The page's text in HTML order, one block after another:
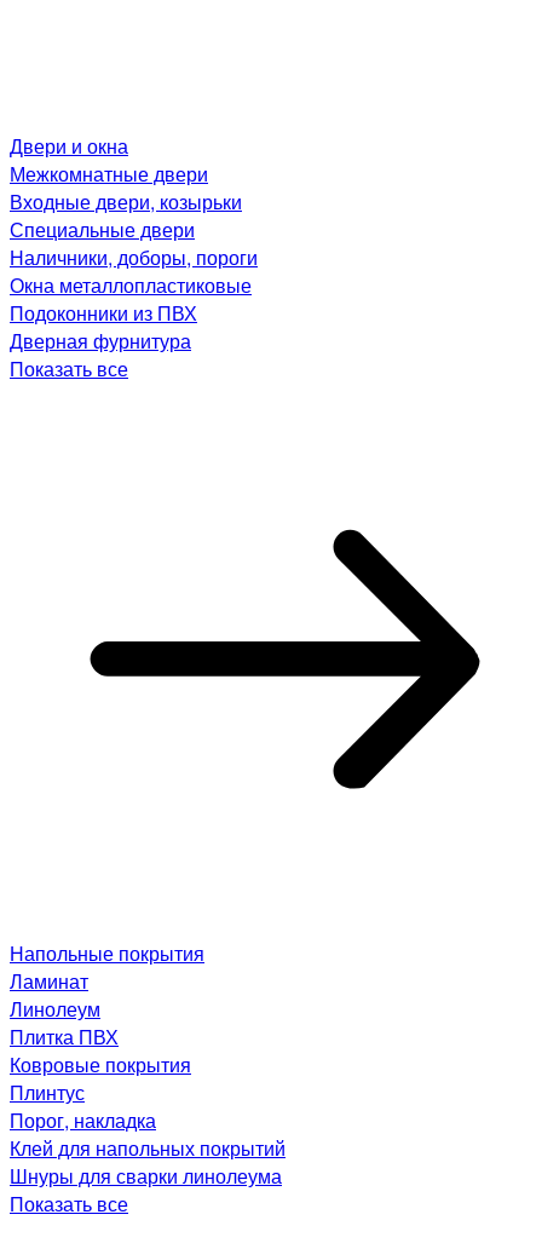
Двери и окна
Межкомнатные двери
Входные двери, козырьки
Специальные двери
Наличники, доборы, пороги
Окна металлопластиковые
Подоконники из ПВХ
Дверная фурнитура
Показать все
Напольные покрытия
Ламинат
Линолеум
Плитка ПВХ
Ковровые покрытия
Плинтус
Порог, накладка
Клей для напольных покрытий
Шнуры для сварки линолеума
Показать все